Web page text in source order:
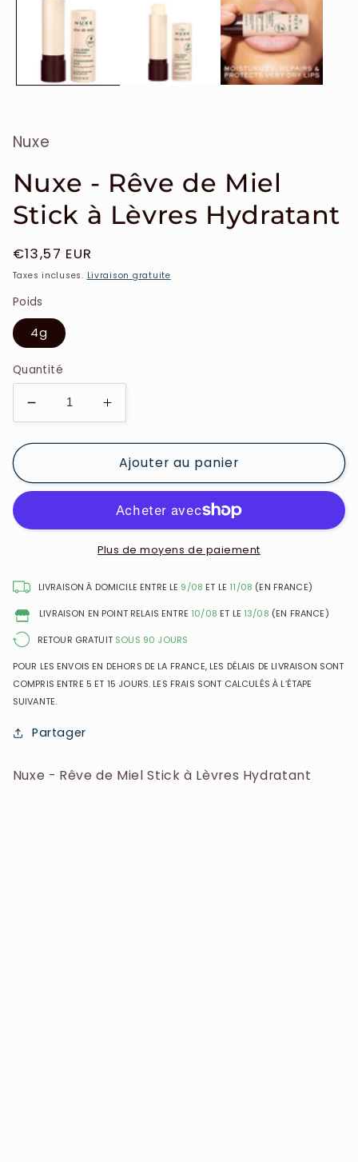
modale
Nuxe
Nuxe - Rêve de Miel
Stick à Lèvres Hydratant
Prix
habituel
€13,57 EUR
Taxes incluses. Livraison gratuite
Poids
4g
Quantité
Réduire
la
quantité
Nuxe
de
à
Hydratant
Augmenter
la
quantité
de
Nuxe
Rêve
de
Miel
à
Hydratant
Ajouter au panier
Plus de moyens de paiement
LIVRAISON À DOMICILE ENTRE LE 9/08 ET LE 11/08 (EN FRANCE)
LIVRAISON EN POINT RELAIS ENTRE 10/08 ET LE 13/08 (EN FRANCE)
RETOUR GRATUIT SOUS 90 JOURS
POUR LES ENVOIS EN DEHORS DE LA FRANCE, LES DÉLAIS DE LIVRAISON SONT
COMPRIS ENTRE 5 ET 15 JOURS. LES FRAIS SONT CALCULÉS À L’ÉTAPE
SUIVANTE.
Partager
Nuxe - Rêve de Miel Stick à Lèvres Hydratant